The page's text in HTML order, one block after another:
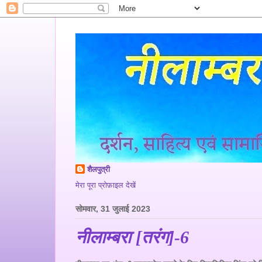
शैलपुत्री
मेरा पूरा प्रोफ़ाइल देखें
सोमवार, 31 जुलाई 2023
नीलाम्बरा [तरंग]-6